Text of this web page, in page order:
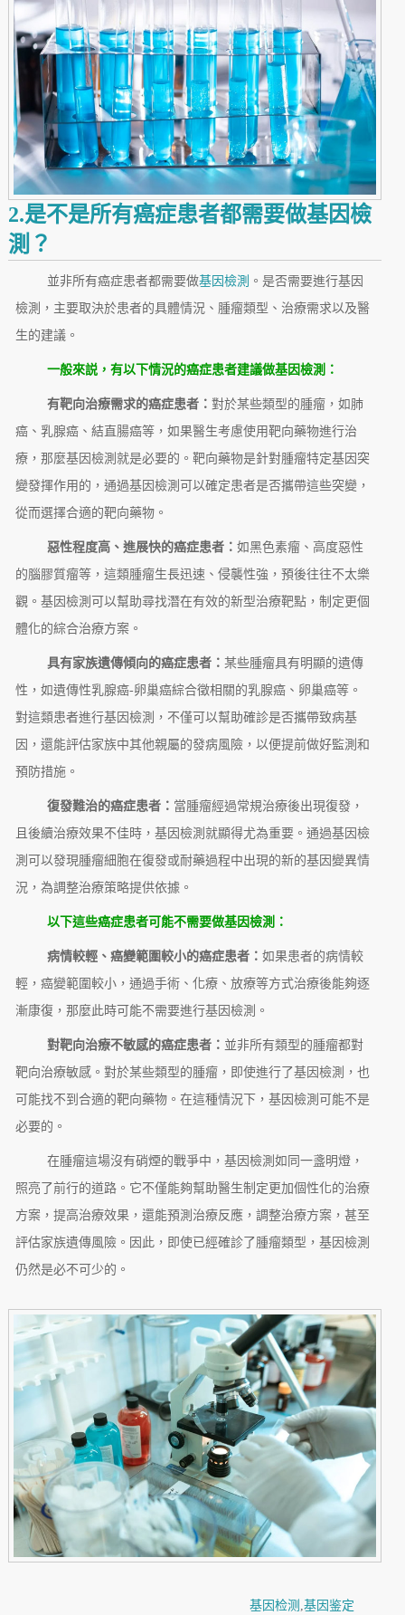
2.是不是所有癌症患者都需要做基因檢
測？
並非所有癌症患者都需要做基因檢測 。是否需要進行基因
檢測，主要取決於患者的具體情況、腫瘤類型、治療需求以及醫
生的建議。
一般來説，有以下情況的癌症患者建議做基因檢測：
有靶向治療需求的癌症患者： 對於某些類型的腫瘤，如肺
癌、乳腺癌、結直腸癌等，如果醫生考慮使用靶向藥物進行治
療，那麼基因檢測就是必要的。靶向藥物是針對腫瘤特定基因突
變發揮作用的，通過基因檢測可以確定患者是否攜帶這些突變，
從而選擇合適的靶向藥物。
惡性程度高、進展快的癌症患者： 如黑色素瘤、高度惡性
的腦膠質瘤等，這類腫瘤生長迅速、侵襲性強，預後往往不太樂
觀。基因檢測可以幫助尋找潛在有效的新型治療靶點，制定更個
體化的綜合治療方案。
具有家族遺傳傾向的癌症患者： 某些腫瘤具有明顯的遺傳
性，如遺傳性乳腺癌-卵巢癌綜合徵相關的乳腺癌、卵巢癌等。
對這類患者進行基因檢測，不僅可以幫助確診是否攜帶致病基
因，還能評估家族中其他親屬的發病風險，以便提前做好監測和
預防措施。
復發難治的癌症患者： 當腫瘤經過常規治療後出現復發，
且後續治療效果不佳時，基因檢測就顯得尤為重要。通過基因檢
測可以發現腫瘤細胞在復發或耐藥過程中出現的新的基因變異情
況，為調整治療策略提供依據。
以下這些癌症患者可能不需要做基因檢測：
病情較輕、癌變範圍較小的癌症患者： 如果患者的病情較
輕，癌變範圍較小，通過手術、化療、放療等方式治療後能夠逐
漸康復，那麼此時可能不需要進行基因檢測。
對靶向治療不敏感的癌症患者： 並非所有類型的腫瘤都對
靶向治療敏感。對於某些類型的腫瘤，即使進行了基因檢測，也
可能找不到合適的靶向藥物。在這種情況下，基因檢測可能不是
必要的。
在腫瘤這場沒有硝煙的戰爭中，基因檢測如同一盞明燈，
照亮了前行的道路。它不僅能夠幫助醫生制定更加個性化的治療
方案，提高治療效果，還能預測治療反應，調整治療方案，甚至
評估家族遺傳風險。因此，即使已經確診了腫瘤類型，基因檢測
仍然是必不可少的。
基因检测 基因鉴定